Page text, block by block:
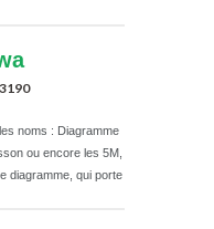
3190
noms : Diagramme
ou encore les 5M,
diagramme, qui porte